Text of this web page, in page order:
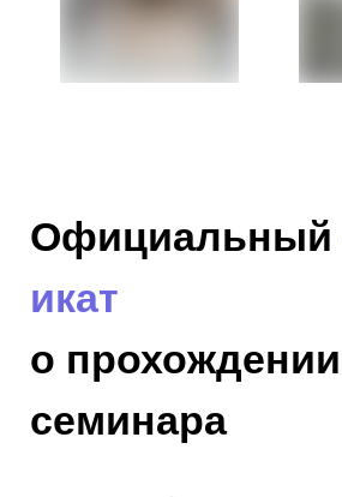
Официальный
икат
о прохождении
семинара